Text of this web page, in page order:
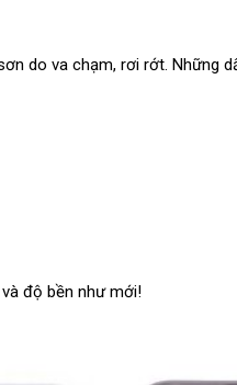
do va chạm, rơi rớt. Những
độ bền như mới!